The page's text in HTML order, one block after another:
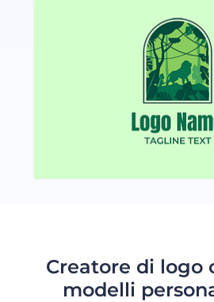
Creatore di logo
modelli